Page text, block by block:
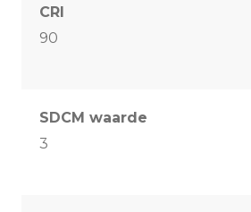
CRI
90
SDCM waarde
3